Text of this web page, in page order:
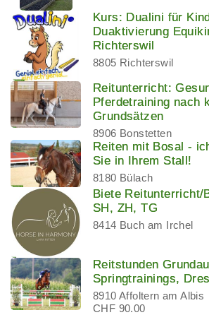
Kurs: Dualini für
Duaktivierung
Richterswil
8805 Richterswil
Reitunterricht:
Pferdetraining nach
Grundsätzen
8906 Bonstetten
Reiten mit Bosal -
Sie in Ihrem Stall!
8180 Bülach
Biete Reitunterricht/
SH, ZH, TG
8414 Buch am Irchel
Reitstunden
Springtrainings,
8910 Affoltern am Albis
CHF 90.00